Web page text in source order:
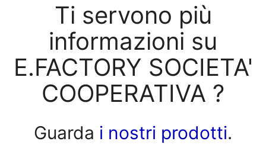
Ti servono più
informazioni su
E.FACTORY SOCIETA'
COOPERATIVA ?
Guarda i nostri prodotti.